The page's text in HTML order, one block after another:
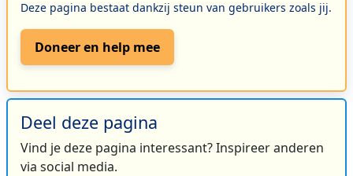
Deze pagina bestaat dankzij steun van gebruikers zoals jij.
Doneer en help mee
Deel deze pagina
Vind je deze pagina interessant? Inspireer anderen
via social media.